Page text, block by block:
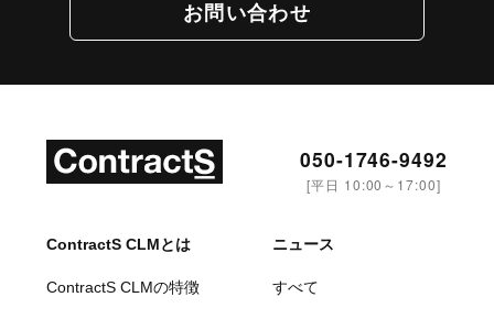
お問い合わせ
050-1746-9492
[平日 10:00～17:00]
ContractS CLMとは
ContractS CLMの特徴
ニュース
すべて